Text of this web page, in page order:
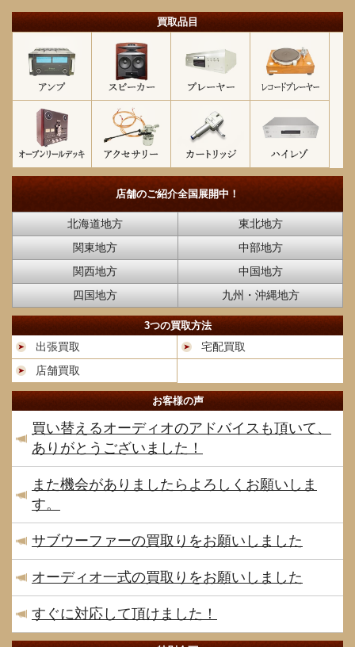
買取品目
店舗のご紹介全国展開中！
北海道地方
東北地方
関東地方
中部地方
関西地方
中国地方
四国地方
九州・沖縄地方
3つの買取方法
出張買取
宅配買取
店舗買取
お客様の声
買い替えるオーディオのアドバイスも頂いて、
ありがとうございました！
また機会がありましたらよろしくお願いしま
す。
サブウーファーの買取りをお願いしました
オーディオ一式の買取りをお願いしました
すぐに対応して頂けました！